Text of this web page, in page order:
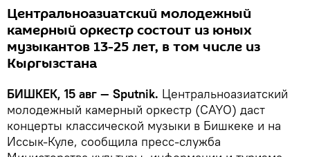
Центральноазиатский молодежный
камерный оркестр состоит из юных
музыкантов 13-25 лет, в том числе из
Кыргызстана
БИШКЕК, 15 авг — Sputnik. Центральноазиатский
молодежный камерный оркестр (CAYO) даст
концерты классической музыки в Бишкеке и на
Иссык-Куле, сообщила пресс-служба